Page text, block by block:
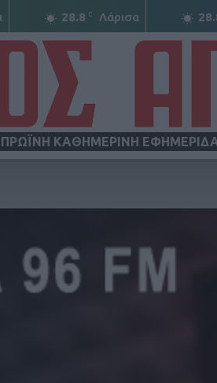
28.8 C Λάρισα
ΚΑΘΗΜΕΡΙΝΗ